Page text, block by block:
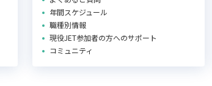
年間スケジュール
職種別情報
現役JET参加者の方へのサポート
コミュニティ